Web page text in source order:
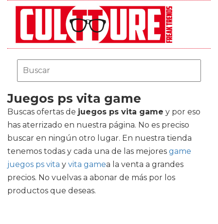
Juegos ps vita game
Buscas ofertas de juegos ps vita game y por eso
has aterrizado en nuestra página. No es preciso
buscar en ningún otro lugar. En nuestra tienda
tenemos todas y cada una de las mejores game
juegos ps vita y vita gamea la venta a grandes
precios. No vuelvas a abonar de más por los
productos que deseas.